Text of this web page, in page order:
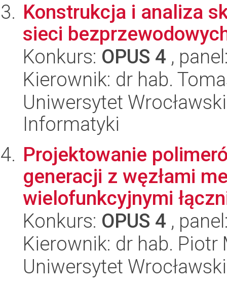
Konstrukcja i analiza
sieci
Konkurs: OPUS 4 ,
Kierownik: dr hab.
Uniwersytet
Informatyki
Projektowanie
generacji z węzłami
wielofunkcyjnymi
Konkurs: OPUS 4 ,
Kierownik: dr hab. Piotr
Uniwersytet